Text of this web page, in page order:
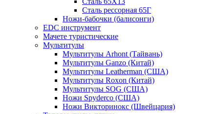
Сталь рессорная 65Г
Ножи-бабочки (балисонги)
EDC инструмент
Мачете туристические
Мультитулы
Мультитулы Arhont (Тайвань)
Мультитулы Ganzo (Китай)
Мультитулы Leatherman (США)
Мультитулы Roxon (Китай)
Мультитулы SOG (США)
Ножи Spyderco (США)
Ножи Викторинокс (Швейцария)